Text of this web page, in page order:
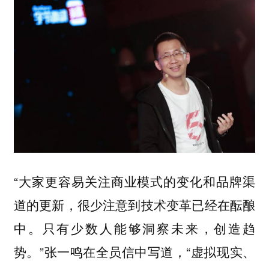
“大家更容易关注商业模式的变化和品牌渠
道的更新，很少注意到技术变革已经在酝酿
中。只有少数人能够洞察未来，创造趋
势。”张一鸣在全员信中写道，“虚拟现实、